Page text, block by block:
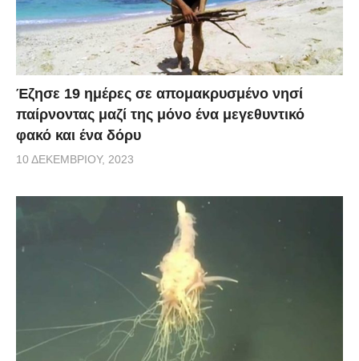
Έζησε 19 ημέρες σε απομακρυσμένο νησί
παίρνοντας μαζί της μόνο ένα μεγεθυντικό
φακό και ένα δόρυ
10 ΔΕΚΕΜΒΡΊΟΥ, 2023